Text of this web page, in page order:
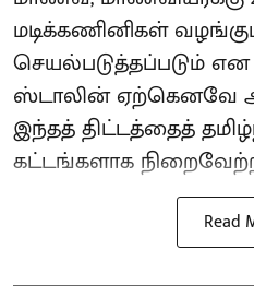
மடிக்கணினிகள்
செயல்படுத்தப்படும் என
ஸ்டாலின் ஏற்கெனவே
இந்தத் திட்டத்தைத்
கட்டங்களாக
Read